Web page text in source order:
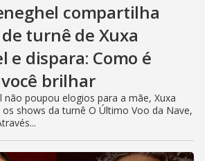
compartilha
turnê de Xuxa
e dispara: Como é
brilhar
não poupou elogios para a mãe, Xuxa
shows da turnê O Último Voo da Nave,